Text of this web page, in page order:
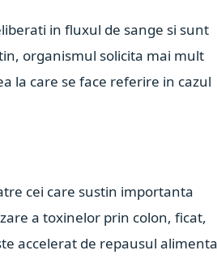
in fluxul de sange si sunt
organismul solicita mai mult
la care se face referire in cazul
cei care sustin importanta
a toxinelor prin colon, ficat,
accelerat de repausul